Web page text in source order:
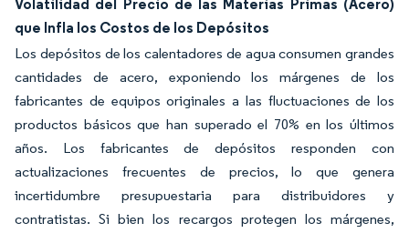
Volatilidad del Precio de las Materias Primas (Acero)
que Infla los Costos de los Depósitos
Los depósitos de los calentadores de agua consumen grandes
cantidades de acero, exponiendo los márgenes de los
fabricantes de equipos originales a las fluctuaciones de los
productos básicos que han superado el 70% en los últimos
años. Los fabricantes de depósitos responden con
actualizaciones frecuentes de precios, lo que genera
incertidumbre presupuestaria para distribuidores y
contratistas. Si bien los recargos protegen los márgenes,